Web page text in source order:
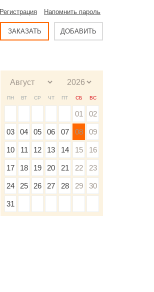
Регистрация Напомнить пароль
ЗАКАЗАТЬ ДОБАВИТЬ
ПН ВТ СР ЧТ ПТ СБ ВС
01 02
03 04 05 06 07 08 09
10 11 12 13 14 15 16
17 18 19 20 21 22 23
24 25 26 27 28 29 30
31